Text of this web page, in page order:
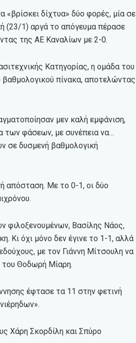
δίχτυα» δύο φορές, μία σε
(23/1) αργά το απόγευμα πέρασε
της ΑΕ Καναλίων με 2-0.
Κατηγορίας, η ομάδα του
πίνακα, αποτελώντας
μεν καλή εμφάνιση,
των φάσεων, με συνέπεια να…
σε δυσμενή βαθμολογική
απόσταση. Με το 0-1, οι δύο
φιλοξενουμένων, Βασίλης Νάος,
Κι όχι μόνο δεν έγινε το 1-1, αλλά
με τον Γιάννη Μίτσουλη να
του Θοδωρή Μίαρη.
έφτασε τα 11 στην φετινή
Χάρη Σκορδίλη και Σπύρο